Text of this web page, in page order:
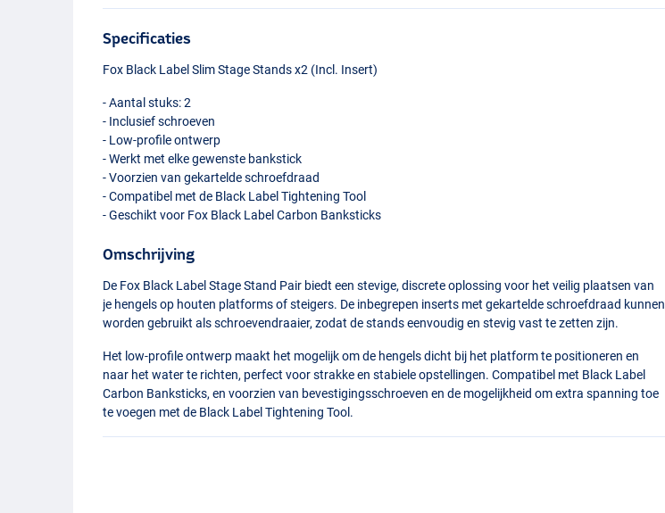
Specificaties
Fox Black Label Slim Stage Stands x2 (Incl. Insert)
- Aantal stuks: 2
- Inclusief schroeven
- Low-profile ontwerp
- Werkt met elke gewenste bankstick
- Voorzien van gekartelde schroefdraad
- Compatibel met de Black Label Tightening Tool
- Geschikt voor Fox Black Label Carbon Banksticks
Omschrijving
De Fox Black Label Stage Stand Pair biedt een stevige, discrete oplossing voor het veilig plaatsen van
je hengels op houten platforms of steigers. De inbegrepen inserts met gekartelde schroefdraad kunnen
worden gebruikt als schroevendraaier, zodat de stands eenvoudig en stevig vast te zetten zijn.
Het low-profile ontwerp maakt het mogelijk om de hengels dicht bij het platform te positioneren en
naar het water te richten, perfect voor strakke en stabiele opstellingen. Compatibel met Black Label
Carbon Banksticks, en voorzien van bevestigingsschroeven en de mogelijkheid om extra spanning toe
te voegen met de Black Label Tightening Tool.